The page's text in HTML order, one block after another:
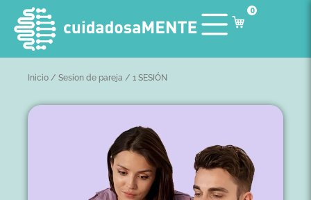
0
Inicio / Sesion de pareja / 1 SESIÓN